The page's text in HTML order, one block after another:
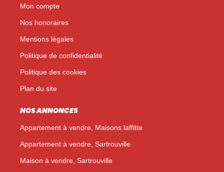
Mon compte
Nos honoraires
Mentions légales
Politique de confidentialité
Politique des cookies
Plan du site
NOS ANNONCES
Appartement à vendre, Maisons laffitte
Appartement à vendre, Sartrouville
Maison à vendre, Sartrouville